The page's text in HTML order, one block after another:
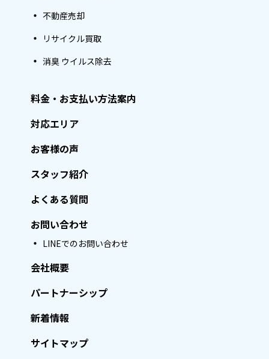
不動産売却
リサイクル買取
消臭 ウイルス除去
料金・お支払い方法案内
対応エリア
お客様の声
スタッフ紹介
よくある質問
お問い合わせ
LINEでのお問い合わせ
会社概要
パートナーシップ
新着情報
サイトマップ